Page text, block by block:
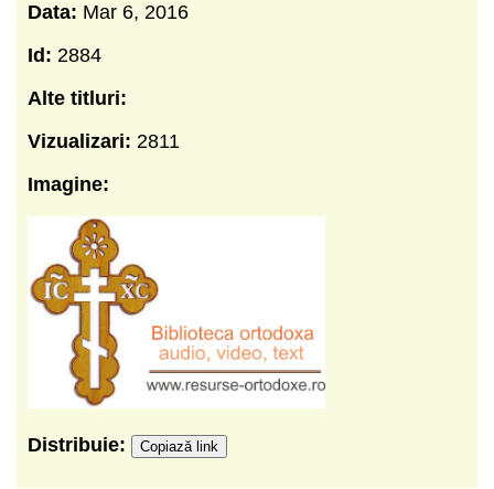
Data: Mar 6, 2016
Id: 2884
Alte titluri:
Vizualizari: 2811
Imagine:
Distribuie: Copiază link